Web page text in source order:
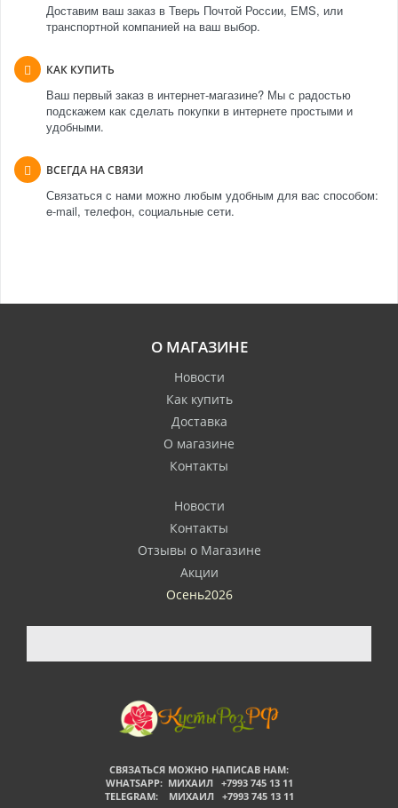
Доставим ваш заказ в Тверь Почтой России, EMS, или
транспортной компанией на ваш выбор.
КАК КУПИТЬ
Ваш первый заказ в интернет-магазине? Мы с радостью
подскажем как сделать покупки в интернете простыми и
удобными.
ВСЕГДА НА СВЯЗИ
Связаться с нами можно любым удобным для вас способом:
e-mail, телефон, социальные сети.
О МАГАЗИНЕ
Новости
Как купить
Доставка
О магазине
Контакты
Новости
Контакты
Отзывы о Магазине
Акции
Осень2026
СВЯЗАТЬСЯ МОЖНО НАПИСАВ НАМ:
WHATSAPP: МИХАИЛ +7993 745 13 11
TELEGRAM: МИХАИЛ +7993 745 13 11